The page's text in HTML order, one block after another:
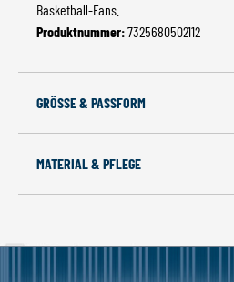
Basketball-Fans.
Produktnummer:7325680502112
GRÖSSE & PASSFORM
MATERIAL & PFLEGE